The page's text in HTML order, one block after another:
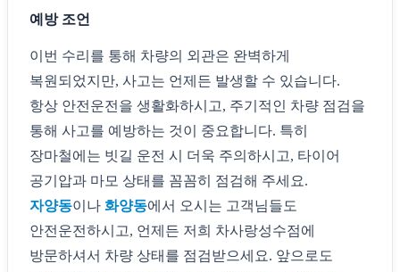
예방 조언
이번 수리를 통해 차량의 외관은 완벽하게
복원되었지만, 사고는 언제든 발생할 수 있습니다.
항상 안전운전을 생활화하시고, 주기적인 차량 점검을
통해 사고를 예방하는 것이 중요합니다. 특히
장마철에는 빗길 운전 시 더욱 주의하시고, 타이어
공기압과 마모 상태를 꼼꼼히 점검해 주세요.
자양동이나 화양동에서 오시는 고객님들도
안전운전하시고, 언제든 저희 차사랑성수점에
방문하셔서 차량 상태를 점검받으세요. 앞으로도